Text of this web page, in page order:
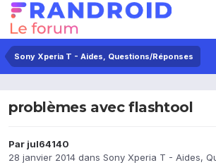
Sony Xperia T - Aides, Questions/Réponses
problèmes avec flashtool
Par jul64140
28 janvier 2014 dans Sony Xperia T - Aides,